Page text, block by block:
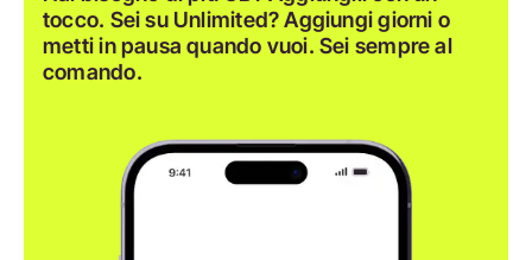
tocco. Sei su Unlimited? Aggiungi giorni o
metti in pausa quando vuoi. Sei sempre al
comando.